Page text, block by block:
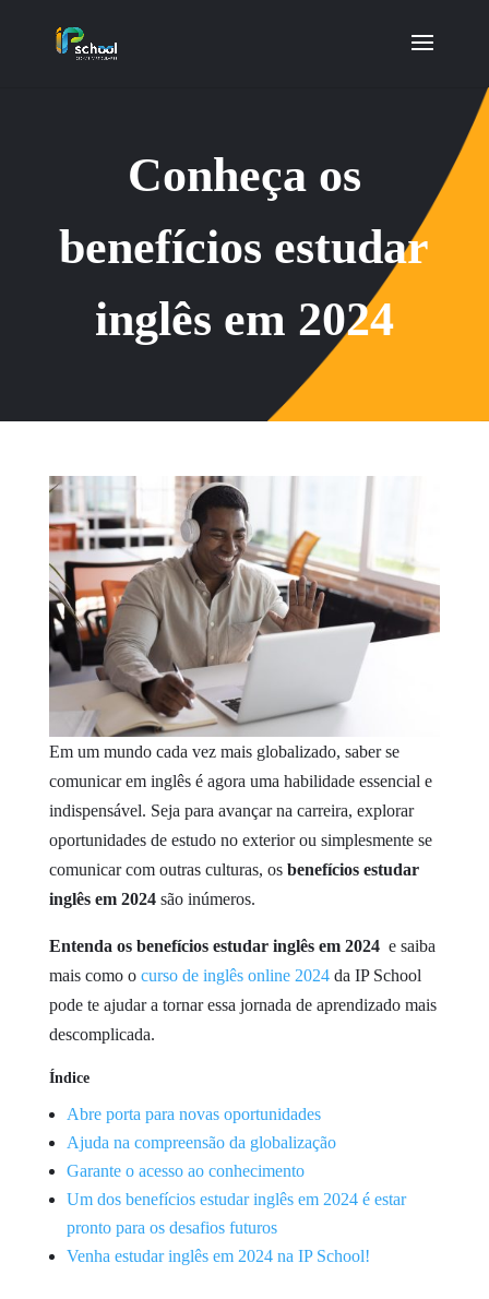
Conheça os
benefícios estudar
inglês em 2024
Em um mundo cada vez mais globalizado, saber se
comunicar em inglês é agora uma habilidade essencial e
indispensável. Seja para avançar na carreira, explorar
oportunidades de estudo no exterior ou simplesmente se
comunicar com outras culturas, os benefícios estudar
inglês em 2024são inúmeros.
Entenda os benefícios estudar inglês em 2024e saiba
mais como o curso de inglês online 2024da IP School
pode te ajudar a tornar essa jornada de aprendizado mais
descomplicada.
Índice
Abre porta para novas oportunidades
Ajuda na compreensão da globalização
Garante o acesso ao conhecimento
Um dos benefícios estudar inglês em 2024 é estar
pronto para os desafios futuros
Venha estudar inglês em 2024 na IP School!